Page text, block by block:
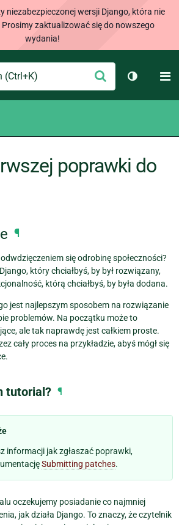
niezabezpieczonej wersji Django, która nie
zaktualizować się do nowszego
wydania!
Wyślij
poprawki do
¶
się odrobinę społeczności?
który chciałbyś, by był rozwiązany,
którą chciałbyś, by była dodana.
jest najlepszym sposobem na rozwiązanie
problemów. Na początku może to
ale tak naprawdę jest całkiem proste.
cały proces na przykładzie, abyś mógł się
tutorial? ¶
informacji jak zgłaszać poprawki,
Submitting patches.
oczekujemy posiadanie co najmniej
jak działa Django. To znaczy, że czytelnik